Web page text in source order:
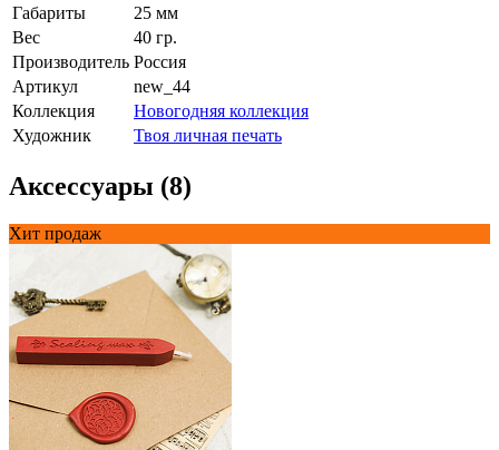
Габариты
25 мм
Вес
40 гр.
Производитель Россия
Артикул
new_44
Коллекция
Новогодняя коллекция
Художник
Твоя личная печать
Аксессуары (8)
Хит продаж